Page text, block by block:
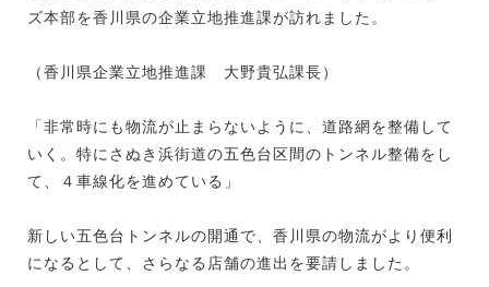
ズ本部を香川県の企業立地推進課が訪れました。
（香川県企業立地推進課 大野貴弘課長）
「非常時にも物流が止まらないように、道路網を整備して
いく。特にさぬき浜街道の五色台区間のトンネル整備をし
て、４車線化を進めている」
新しい五色台トンネルの開通で、香川県の物流がより便利
になるとして、さらなる店舗の進出を要請しました。